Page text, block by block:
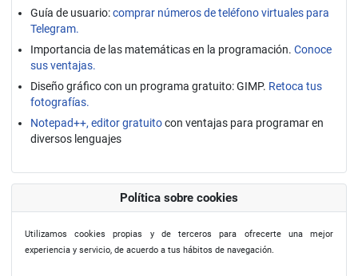
Guía de usuario:comprar números de teléfono virtuales para
Telegram.
Importancia de las matemáticas en la programación. Conoce
sus ventajas.
Diseño gráfico con un programa gratuito: GIMP. Retoca tus
fotografías.
Notepad++, editor gratuitocon ventajas para programar en
diversos lenguajes
Política sobre cookies
Utilizamos cookies propias y de terceros para ofrecerte una mejor
experiencia y servicio, de acuerdo a tus hábitos de navegación.